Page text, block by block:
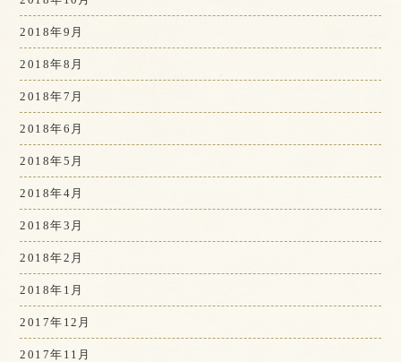
2018年9月
2018年8月
2018年7月
2018年6月
2018年5月
2018年4月
2018年3月
2018年2月
2018年1月
2017年12月
2017年11月